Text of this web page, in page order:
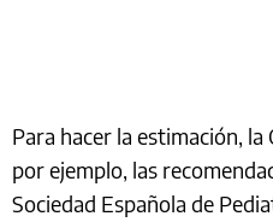
Para hacer la estimación,
por ejemplo, las
Sociedad Española de